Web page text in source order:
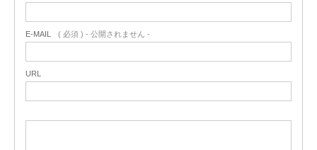
E-MAIL ( 必須 ) - 公開されません -
URL